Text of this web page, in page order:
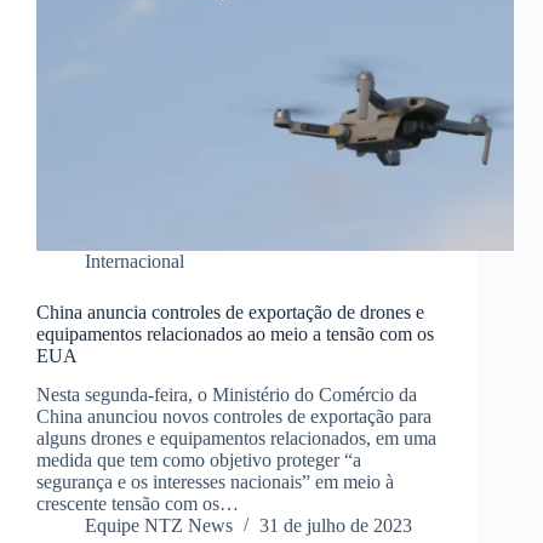
Internacional
China anuncia controles de exportação de drones e
equipamentos relacionados ao meio a tensão com os
EUA
Nesta segunda-feira, o Ministério do Comércio da
China anunciou novos controles de exportação para
alguns drones e equipamentos relacionados, em uma
medida que tem como objetivo proteger “a
segurança e os interesses nacionais” em meio à
crescente tensão com os…
Equipe NTZ News
31 de julho de 2023